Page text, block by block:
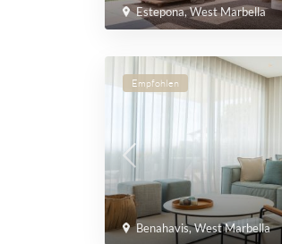
Estepona,West Marbella
Benahavis,West Marbella
Empfohlen